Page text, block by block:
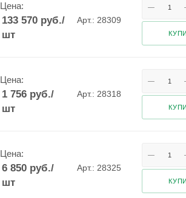
Цена:
133 570руб./
шт
Арт.: 28309
Цена:
1 756руб./
шт
Арт.: 28318
Цена:
6 850руб./
шт
Арт.: 28325